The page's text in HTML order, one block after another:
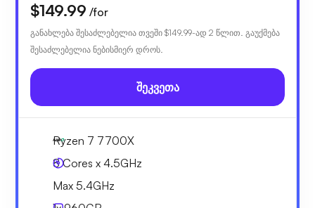
$149.99 /for
განახლება შესაძლებელია თვეში $149.99-ად 2 წლით. გაუქმება
შესაძლებელია ნებისმიერ დროს.
შეკვეთა
Ryzen 7 7700X
8 Cores x 4.5GHz
Max 5.4GHz